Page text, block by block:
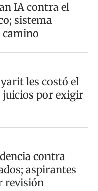
IA contra el
sistema
camino
les costó el
juicios por exigir
contra
aspirantes
revisión